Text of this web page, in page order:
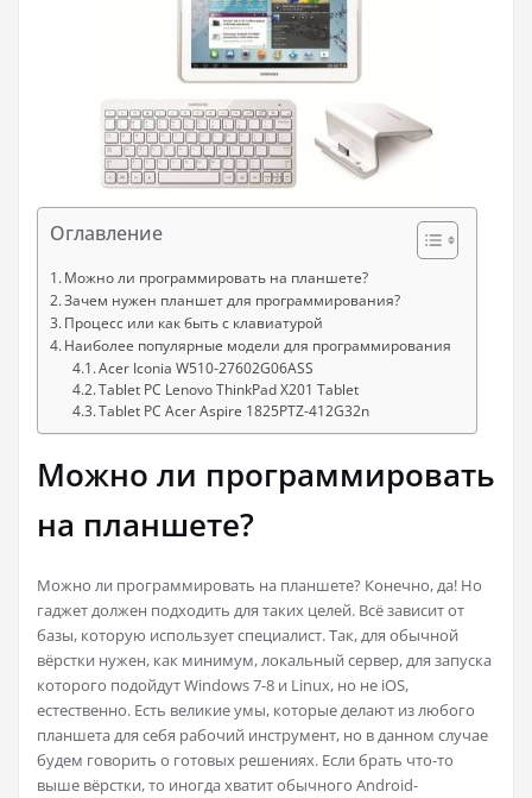
Оглавление
Можно ли программировать на планшете?
Зачем нужен планшет для программирования?
Процесс или как быть с клавиатурой
Наиболее популярные модели для программирования
Acer Iconia W510-27602G06ASS
Tablet PC Lenovo ThinkPad X201 Tablet
Tablet PC Acer Aspire 1825PTZ-412G32n
Можно ли программировать
на планшете?
Можно ли программировать на планшете? Конечно, да! Но
гаджет должен подходить для таких целей. Всё зависит от
базы, которую использует специалист. Так, для обычной
вёрстки нужен, как минимум, локальный сервер, для запуска
которого подойдут Windows 7-8 и Linux, но не iOS,
естественно. Есть великие умы, которые делают из любого
планшета для себя рабочий инструмент, но в данном случае
будем говорить о готовых решениях. Если брать что-то
выше вёрстки, то иногда хватит обычного Android-